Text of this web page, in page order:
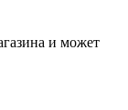
и может